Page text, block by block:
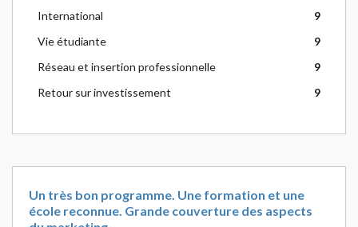
International
9
Vie étudiante
9
Réseau et insertion professionnelle
9
Retour sur investissement
9
Un très bon programme. Une formation et une
école reconnue. Grande couverture des aspects